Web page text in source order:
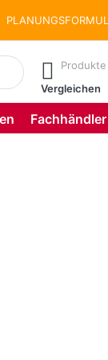
ersteProdukte
Vergleichen
Fachhändler